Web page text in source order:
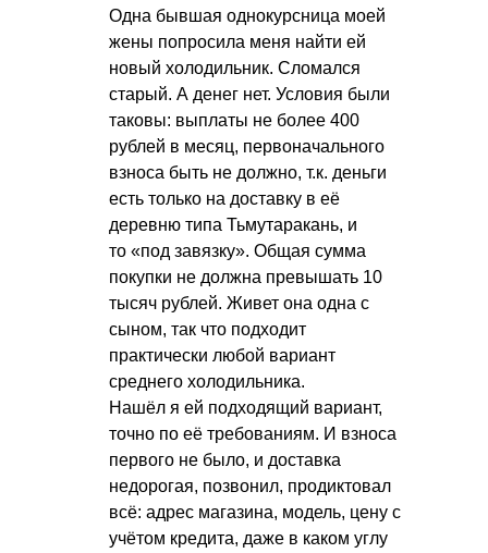
Одна бывшая однокурсница моей
жены попросила меня найти ей
новый холодильник. Сломался
старый. А денег нет. Условия были
таковы: выплаты не более 400
рублей в месяц, первоначального
взноса быть не должно, т.к. деньги
есть только на доставку в её
деревню типа Тьмутаракань, и
то «под завязку». Общая сумма
покупки не должна превышать 10
тысяч рублей. Живет она одна с
сыном, так что подходит
практически любой вариант
среднего холодильника.
Нашёл я ей подходящий вариант,
точно по её требованиям. И взноса
первого не было, и доставка
недорогая, позвонил, продиктовал
всё: адрес магазина, модель, цену с
учётом кредита, даже в каком углу